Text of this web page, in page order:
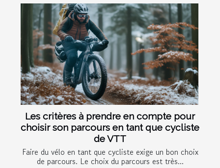
Les critères à prendre en compte pour
choisir son parcours en tant que cycliste
de VTT
Faire du vélo en tant que cycliste exige un bon choix
de parcours. Le choix du parcours est très...